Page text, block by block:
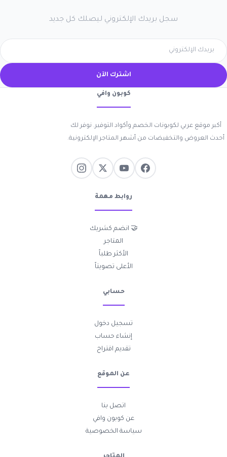
سجل بريدك الإلكتروني ليصلك كل جديد
اشترك الآن
كوبون وافي
أكبر موقع عربي لكوبونات الخصم وأكواد التوفير. نوفر لك
أحدث العروض والتخفيضات من أشهر المتاجر الإلكترونية.
روابط مهمة
🤝 انضم كشريك
المتاجر
الأكثر طلباً
الأعلى تصويتاً
حسابي
تسجيل دخول
إنشاء حساب
تقديم اقتراح
عن الموقع
اتصل بنا
عن كوبون وافي
سياسة الخصوصية